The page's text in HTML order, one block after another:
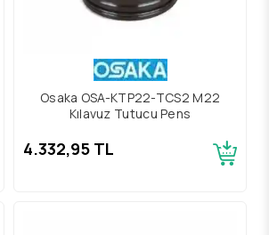
Osaka OSA-KTP22-TCS2 M22
Kılavuz Tutucu Pens
4.332,95 TL